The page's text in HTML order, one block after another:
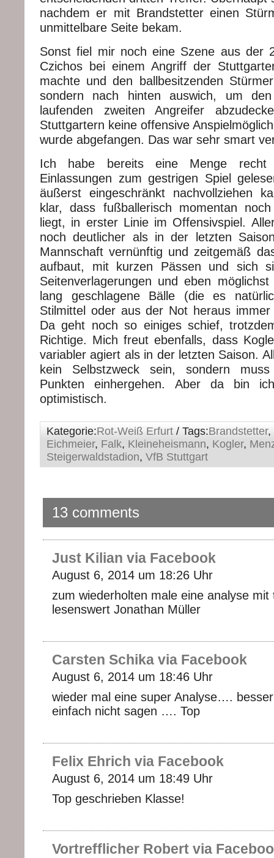
nachdem er mit Brandstetter einen
unmittelbare Seite bekam.
Sonst fiel mir noch eine Szene aus der
Czichos bei einem Angriff der
machte und den ballbesitzenden
sondern nach hinten auswich, um
laufenden zweiten Angreifer
Stuttgartern keine offensive
wurde abgefangen. Das war sehr smart
Ich habe bereits eine Menge recht
Einlassungen zum gestrigen Spiel
äußerst eingeschränkt nachvollziehen
klar, dass fußballerisch momentan
liegt, in erster Linie im Offensivspiel.
noch deutlicher als in der letzten
Mannschaft vernünftig und zeitgemäß
aufbaut, mit kurzen Pässen und sich
Seitenverlagerungen und eben
lang geschlagene Bälle (die es
Stilmittel oder aus der Not heraus
Da geht noch so einiges schief,
Richtige. Mich freut ebenfalls, dass
variabler agiert als in der letzten Saison.
kein Selbstzweck sein, sondern
Punkten einhergehen. Aber da bin
optimistisch.
Kategorie:Rot-Weiß Erfurt / Tags:Brandstetter,
Eichmeier, Falk, Kleineheismann, Kogler,
Steigerwaldstadion, VfB Stuttgart
13 comments
Just Kilian via Facebook
August 6, 2014 um 18:26 Uhr
zum wiederholten male eine analyse mit
lesenswert Jonathan Müller
Carsten Schika via Facebook
August 6, 2014 um 18:46 Uhr
wieder mal eine super Analyse….
einfach nicht sagen …. Top
Felix Ehrich via Facebook
August 6, 2014 um 18:49 Uhr
Top geschrieben Klasse!
Vortrefflicher Robert via